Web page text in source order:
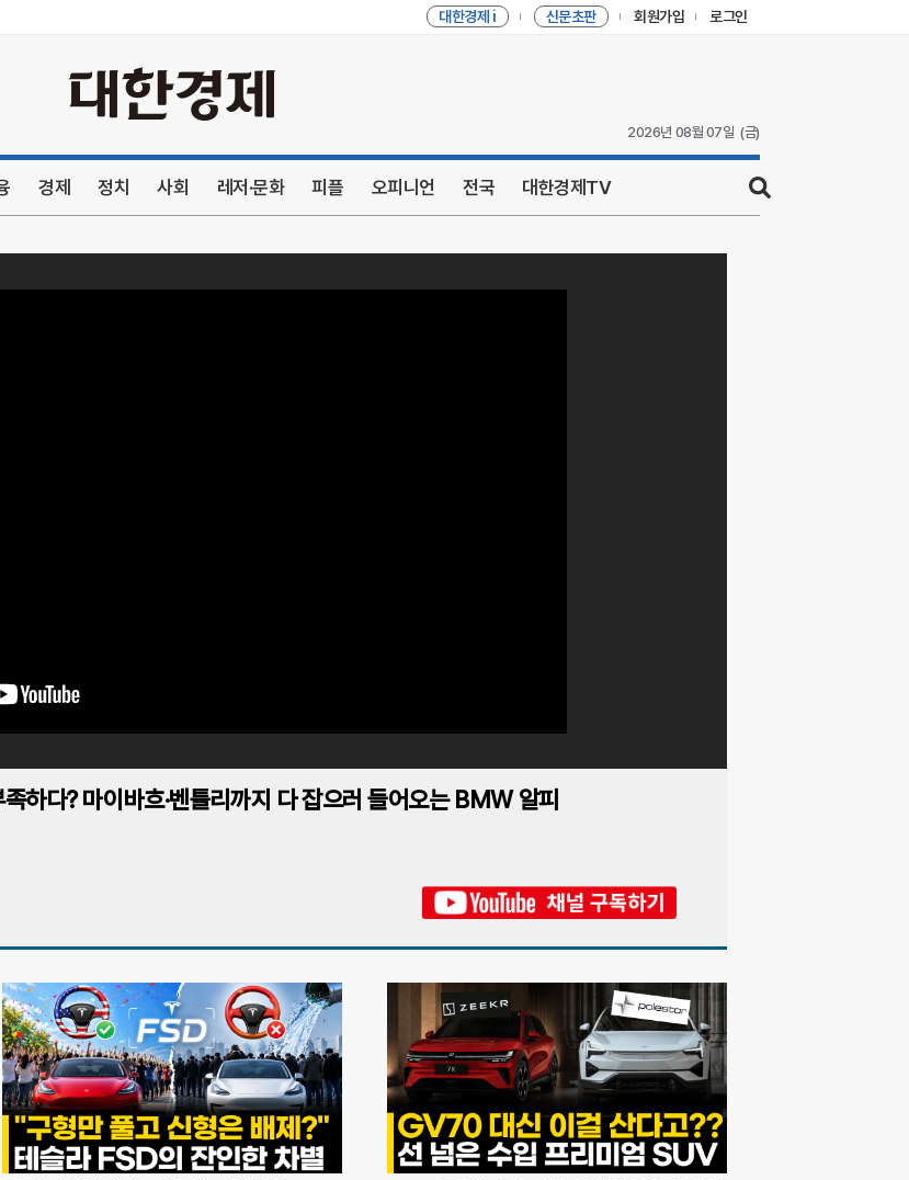
대한경제 i 신문초판 회원가입 로그인
2026년 08월 07일 (금)
경제 정치 사회 레저·문화 피플 오피니언 전국 대한경제TV
sear
하다? 마이바흐·벤틀리까지 다 잡으러 들어오는 BMW 알피